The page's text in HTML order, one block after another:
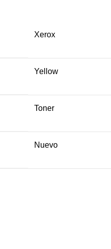
Xerox
Yellow
Toner
Nuevo